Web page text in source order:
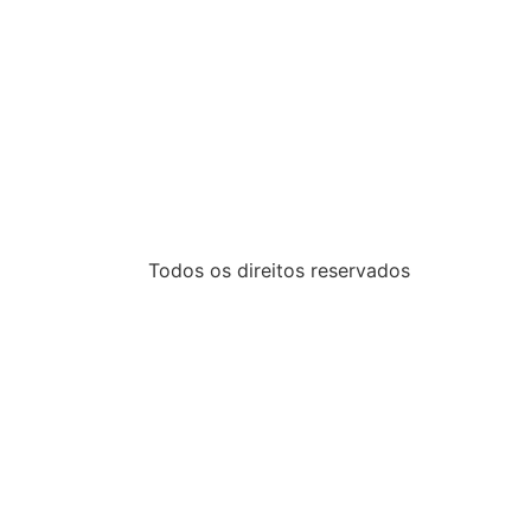
Todos os direitos reservados